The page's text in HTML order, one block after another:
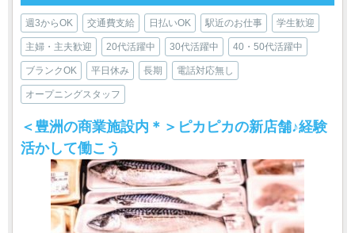
週3からOK 交通費支給 日払いOK 駅近のお仕事 学生歓迎
主婦・主夫歓迎 20代活躍中 30代活躍中 40・50代活躍中
ブランクOK 平日休み 長期 電話対応無し
オープニングスタッフ
＜豊洲の商業施設内＊＞ピカピカの新店舗♪経験
活かして働こう